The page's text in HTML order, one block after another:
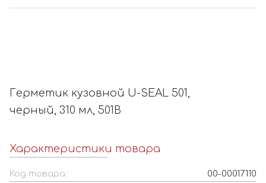
Герметик кузовной U-SEAL 501,
черный, 310 мл, 501B
Характеристики товара
Код товара:
00-00017110